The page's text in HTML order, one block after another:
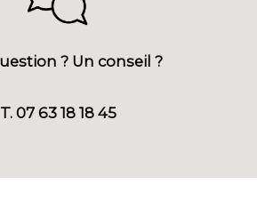
? Un conseil ?
T. 07 63 18 18 45